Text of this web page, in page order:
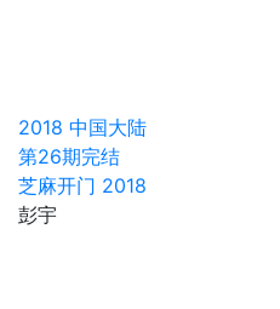
2018 中国大陆
第26期完结
芝麻开门 2018
彭宇